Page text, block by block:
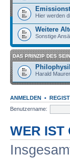
Hier werden
Weitere
Sonstige
DAS PRINZIP DES
Harald
ANMELDEN •
Benutzername:
WER IST